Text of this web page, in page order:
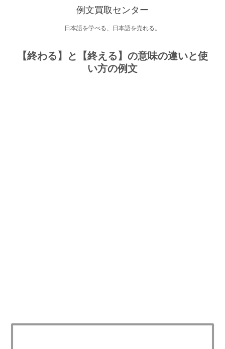
例文買取センター
日本語を学べる、日本語を売れる。
【終わる】と【終える】の意味の違いと使
い方の例文